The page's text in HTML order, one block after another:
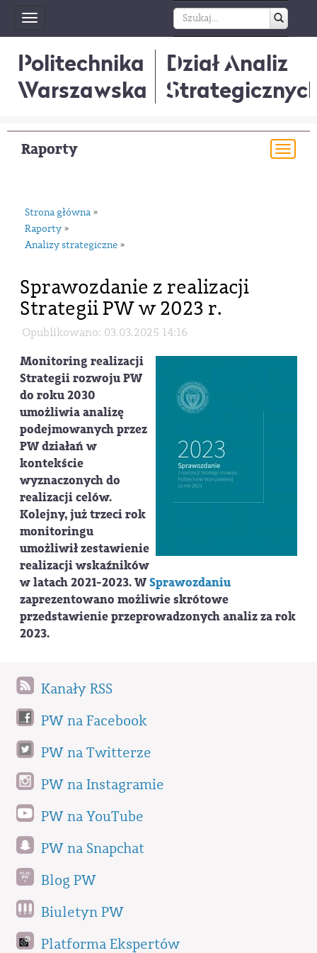
Toggle
navigation
Politechnika
Warszawska
Dział Analiz
Raporty
Strona główna »
Raporty »
Analizy strategiczne »
Sprawozdanie z realizacji
Strategii PW w 2023 r.
Opublikowano: 03.03.2025 14:16
Monitoring realizacji
Strategii rozwoju PW
do roku 2030
umożliwia analizę
podejmowanych przez
PW działań w
kontekście
wyznaczonych do
realizacji celów.
Kolejny, już trzeci rok
monitoringu
umożliwił zestawienie
realizacji wskaźników
w latach 2021-2023. WSprawozdaniu
zaprezentowano możliwie skrótowe
przedstawienie przeprowadzonych analiz za rok
2023.
Kanały RSS
PW na Facebook
PW na Twitterze
PW na Instagramie
PW na YouTube
PW na Snapchat
Blog PW
Biuletyn PW
Platforma Ekspertów